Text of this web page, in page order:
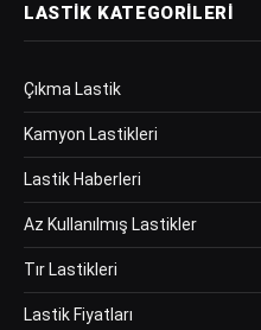
LASTIK KATEGORILERI
Çıkma Lastik
Kamyon Lastikleri
Lastik Haberleri
Az Kullanılmış Lastikler
Tır Lastikleri
Lastik Fiyatları